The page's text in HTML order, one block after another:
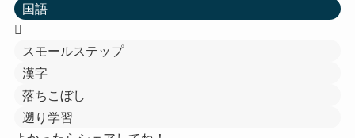
国語
スモールステップ
漢字
落ちこぼし
遡り学習